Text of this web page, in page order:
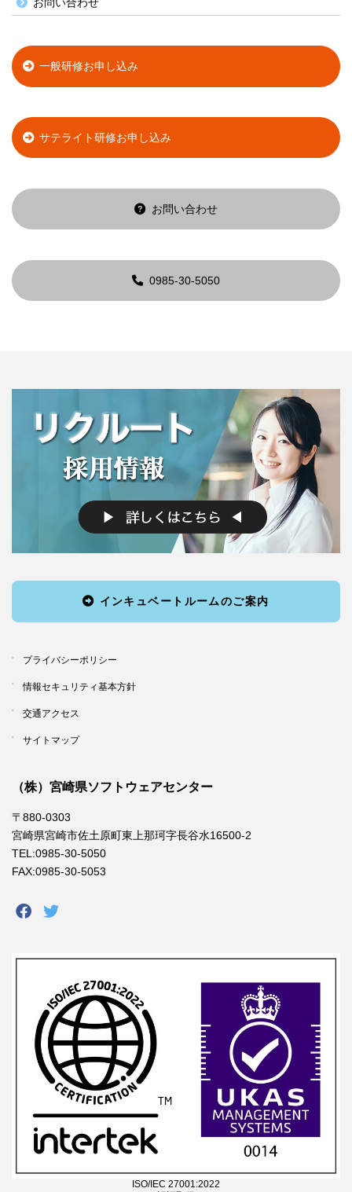
一般研修お申し込み
サテライト研修お申し込み
お問い合わせ
0985-30-5050
インキュベートルームのご案内
プライバシーポリシー
情報セキュリティ基本方針
交通アクセス
サイトマップ
（株）宮崎県ソフトウェアセンター
〒880-0303
宮崎県宮崎市佐土原町東上那珂字長谷水16500-2
TEL:0985-30-5050
FAX:0985-30-5053
ISO/IEC 27001:2022